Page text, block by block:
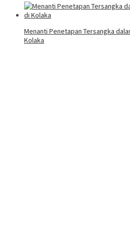
Menanti Penetapan Tersangka
Kolaka